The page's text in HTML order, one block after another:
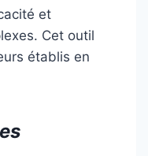
et
Cet outil
établis en